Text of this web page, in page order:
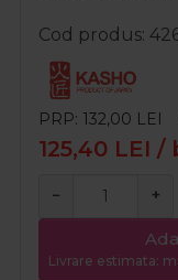
Cod produs
PRP: 132,00 LEI
125,40 LEI /
− +
Livrare estimata: